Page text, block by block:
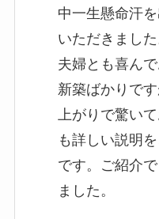
中一生懸命汗
いただきまし
夫婦とも喜ん
新築ばかりで
上がりで驚い
も詳しい説明
です。ご紹介
ました。